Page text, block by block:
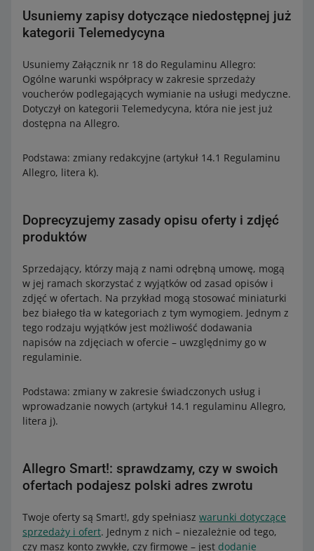
Usuniemy zapisy dotyczące niedostępnej już
kategorii Telemedycyna
Usuniemy Załącznik nr 18 do Regulaminu Allegro:
Ogólne warunki współpracy w zakresie sprzedaży
voucherów podlegających wymianie na usługi medyczne.
Dotyczył on kategorii Telemedycyna, która nie jest już
dostępna na Allegro.
Podstawa: zmiany redakcyjne (artykuł 14.1 Regulaminu
Allegro, litera k).
Doprecyzujemy zasady opisu oferty i zdjęć
produktów
Sprzedający, którzy mają z nami odrębną umowę, mogą
w jej ramach skorzystać z wyjątków od zasad opisów i
zdjęć w ofertach. Na przykład mogą stosować miniaturki
bez białego tła w kategoriach z tym wymogiem. Jednym z
tego rodzaju wyjątków jest możliwość dodawania
napisów na zdjęciach w ofercie – uwzględnimy go w
regulaminie.
Podstawa: zmiany w zakresie świadczonych usług i
wprowadzanie nowych (artykuł 14.1 regulaminu Allegro,
litera j).
Allegro Smart!: sprawdzamy, czy w swoich
ofertach podajesz polski adres zwrotu
Twoje oferty są Smart!, gdy spełniasz warunki dotyczące
sprzedaży i ofert. Jednym z nich – niezależnie od tego,
czy masz konto zwykłe, czy firmowe – jest dodanie